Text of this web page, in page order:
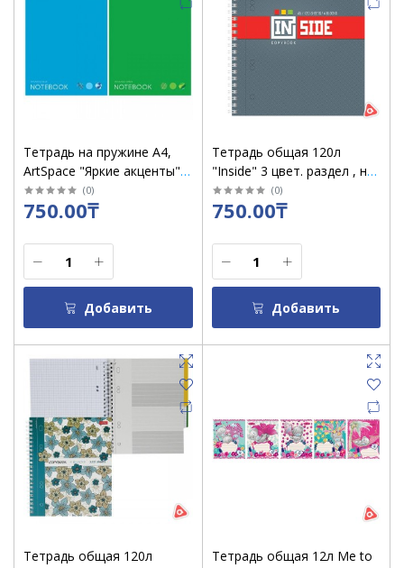
Тетрадь на пружине А4,
ArtSpace "Яркие акценты",
80 л в клетку /27697
(0)
750.00₸
Добавить
Тетрадь общая 120л
"Inside" 3 цвет. раздел , на
гребне клетка 01622
(0)
750.00₸
Добавить
Тетрадь общая 120л
Тетрадь общая 12л Me to